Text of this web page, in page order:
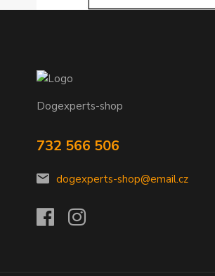
Dogexperts-shop
732 566 506
dogexperts-shop@email.cz